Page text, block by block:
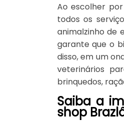
Ao escolher
todos os
animalzinho de
garante que o
disso, em um
veterinários
brinquedos,
Saiba a
shop